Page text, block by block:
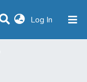
Log In (current)